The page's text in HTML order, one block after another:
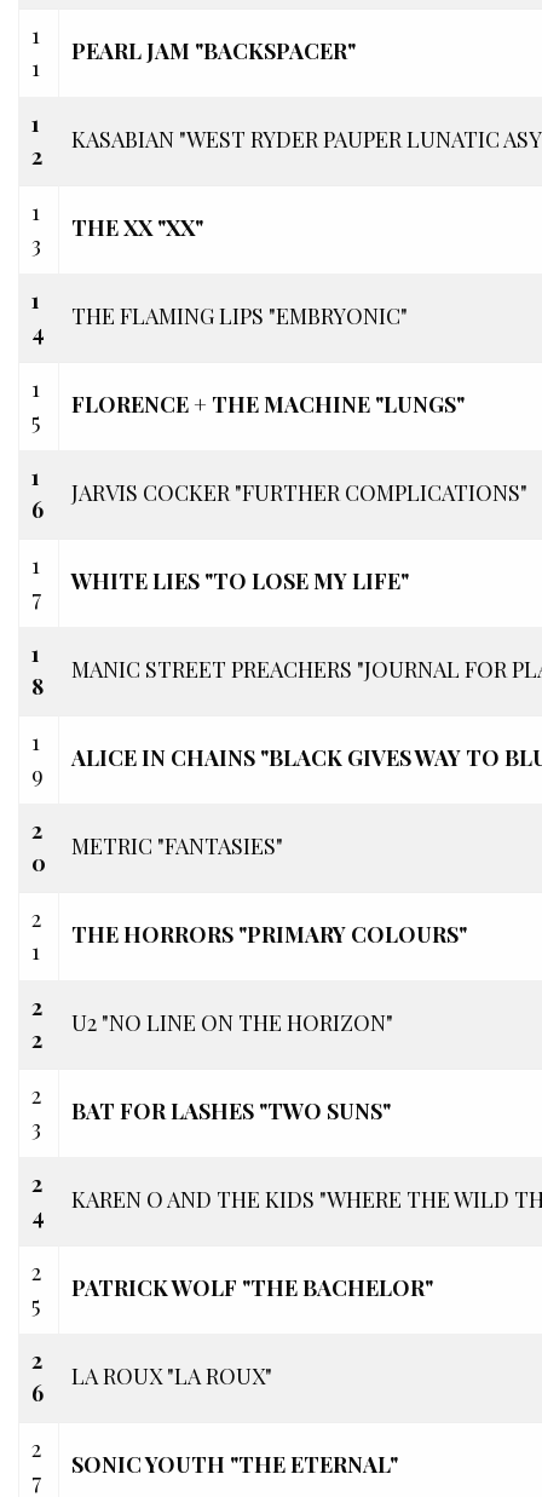
1
1
PEARL JAM "BACKSPACER"
1
2
KASABIAN "WEST RYDER PAUPER LUNATIC
1
3
THE XX "XX"
1
4
THE FLAMING LIPS "EMBRYONIC"
1
5
FLORENCE + THE MACHINE "LUNGS"
1
6
JARVIS COCKER "FURTHER COMPLICATIONS"
1
7
WHITE LIES "TO LOSE MY LIFE"
1
8
MANIC STREET PREACHERS "JOURNAL FOR
1
9
ALICE IN CHAINS "BLACK GIVES WAY TO
2
0
METRIC "FANTASIES"
2
1
THE HORRORS "PRIMARY COLOURS"
2
2
U2 "NO LINE ON THE HORIZON"
2
3
BAT FOR LASHES "TWO SUNS"
2
4
KAREN O AND THE KIDS "WHERE THE WILD
2
5
PATRICK WOLF "THE BACHELOR"
2
6
LA ROUX "LA ROUX"
2
7
SONIC YOUTH "THE ETERNAL"